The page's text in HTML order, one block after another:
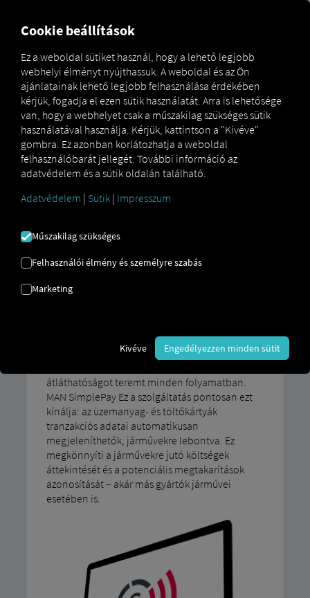
Marketplace MAN DigitalServices MAN SimplePay
MAN SIMPLEPAY
Hatékony működési
költséggazdálkodás és
tranzakciófeldolgozás.
töltőkártyák digitálisan tárolódnak, és a napi
üzleti költségek összesítve jelennek meg, segít
átláthatóságot teremt minden folyamatban.
MAN SimplePay Ez a szolgáltatás pontosan ezt
kínálja: az üzemanyag- és töltőkártyák
tranzakciós adatai automatikusan
megjeleníthetők, járművekre lebontva. Ez
megkönnyíti a járművekre jutó költségek
áttekintését és a potenciális megtakarítások
azonosítását – akár más gyártók járművei
esetében is.
Cookie beállítások
Ez a weboldal sütiket használ, hogy a lehető legjobb
webhelyi élményt nyújthassuk. A weboldal és az Ön
ajánlatainak lehető legjobb felhasználása érdekében
kérjük, fogadja el ezen sütik használatát. Arra is lehetősége
van, hogy a webhelyet csak a műszakilag szükséges sütik
használatával használja. Kérjük, kattintson a "Kivéve"
gombra. Ez azonban korlátozhatja a weboldal
felhasználóbarát jellegét. További információ az
adatvédelem és a sütik oldalán található.
Adatvédelem | Sütik | Impresszum
Műszakilag szükséges
Felhasználói élmény és személyre szabás
Marketing
Kivéve Engedélyezzen minden sütit